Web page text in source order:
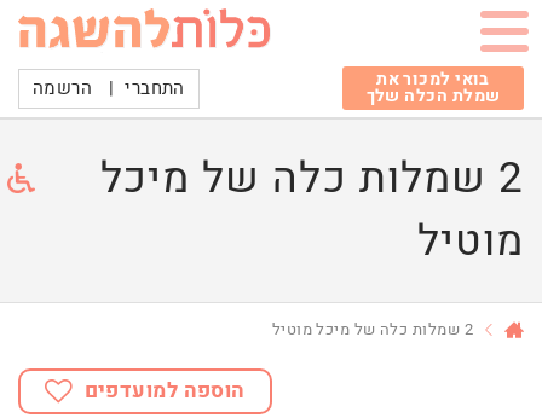
בואי למכור את
שמלת הכלה שלך התחברי | הרשמה
2 שמלות כלה של מיכל
מוטיל
2 שמלות כלה של מיכל מוטיל
הוספה למועדפים